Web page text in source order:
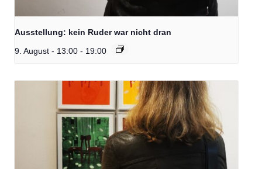
Ausstellung: kein Ruder war nicht dran
9. August - 13:00 - 19:00